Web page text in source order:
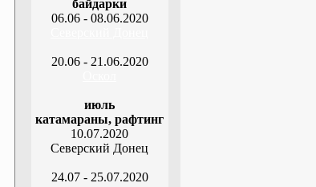
байдарки
06.06 - 08.06.2020
20.06 - 21.06.2020
июль
катамараны, рафтинг
10.07.2020
Северский Донец
24.07 - 25.07.2020